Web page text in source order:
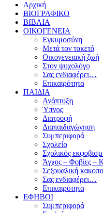
Αρχική
ΒΙΟΓΡΑΦΙΚΟ
ΒΙΒΛΙΑ
ΟΙΚΟΓΕΝΕΙΑ
Εγκυμοσύνη
Μετά τον τοκετό
Οικογενειακή ζωή
Στον ψυχολόγο
Σας ενδιαφέρει…
Επικαιρότητα
ΠΑΙΔΙΑ
Ανάπτυξη
Ύπνος
Διατροφή
Διαπαιδαγώγηση
Συμπεριφορά
Σχολείο
Σχολικός
Άγχος – Φοβίες –
Σεξουαλική
Σας ενδιαφέρει…
Επικαιρότητα
ΕΦΗΒΟΙ
Συμπεριφορά